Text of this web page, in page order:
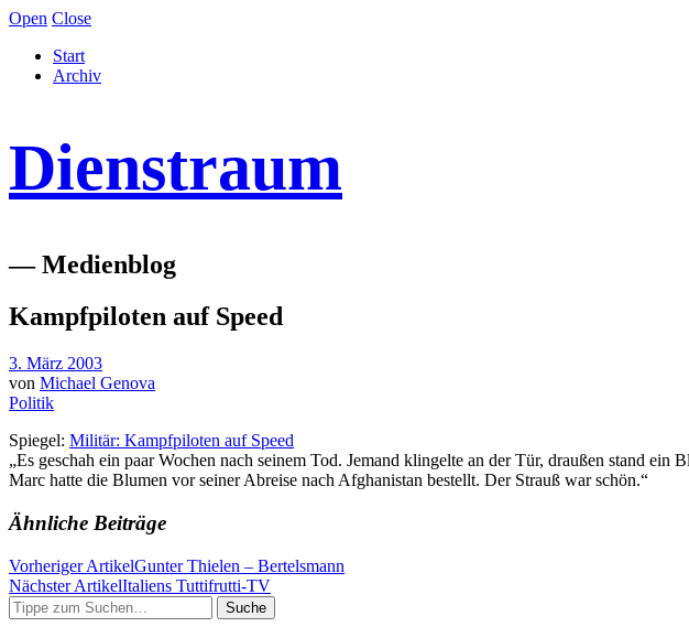
Open Close
Start
Archiv
Dienstraum
— Medienblog
Kampfpiloten auf Speed
3. März 2003
von Michael Genova
Politik
Spiegel: Militär: Kampfpiloten auf Speed
„Es geschah ein paar Wochen nach seinem Tod. Jemand klingelte an der Tür, draußen stand
Marc hatte die Blumen vor seiner Abreise nach Afghanistan bestellt. Der Strauß war schön.“
Ähnliche Beiträge
Vorheriger ArtikelGunter Thielen – Bertelsmann
Nächster ArtikelItaliens Tuttifrutti-TV
Suche